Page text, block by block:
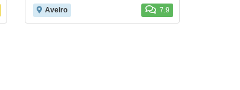
Aveiro 7.9